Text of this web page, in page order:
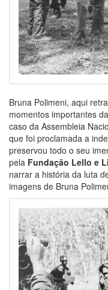
Bruna Polimeni, aqui
momentos importantes
caso da Assembleia
que foi proclamada a
preservou todo o seu
pela Fundação Lello e
narrar a história da luta
imagens de Bruna
Image